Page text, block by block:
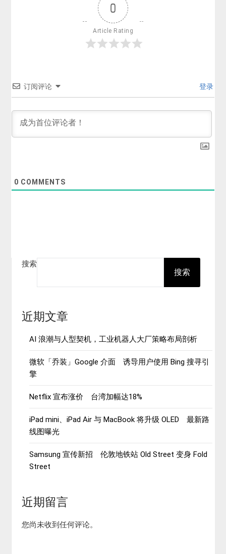
0
Article Rating
订阅评论 登录
0 COMMENTS
搜索
搜索
近期文章
AI 浪潮与人型契机，工业机器人大厂策略布局剖析
微软「乔装」Google 介面 诱导用户使用 Bing 搜寻引
擎
Netflix 宣布涨价 台湾加幅达18%
iPad mini、iPad Air 与 MacBook 将升级 OLED 最新路
线图曝光
Samsung 宣传新招 伦敦地铁站 Old Street 变身 Fold
Street
近期留言
您尚未收到任何评论。